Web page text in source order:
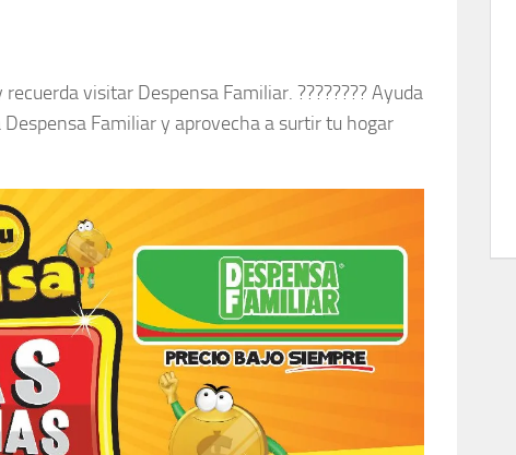
visitar Despensa Familiar. ???????? Ayuda
Familiar y aprovecha a surtir tu hogar